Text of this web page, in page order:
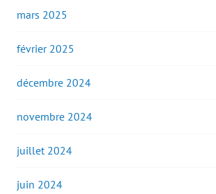
mars 2025
février 2025
décembre 2024
novembre 2024
juillet 2024
juin 2024